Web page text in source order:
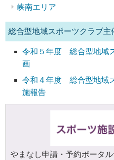
峡南エリア
総合型地域スポーツクラブ主
令和５年度 総合型地域
画
令和４年度 総合型地域
施報告
やまなし申請・予約ポータ